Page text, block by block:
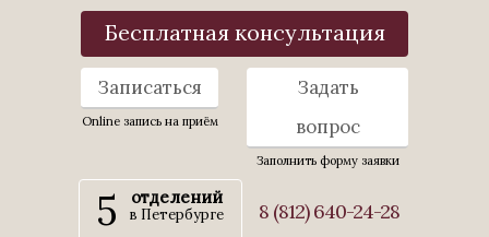
Бесплатная консультация
Записаться
Online запись на приём
Задать
вопрос
Заполнить форму заявки
5 отделений
в Петербурге 8 (812) 640-24-28